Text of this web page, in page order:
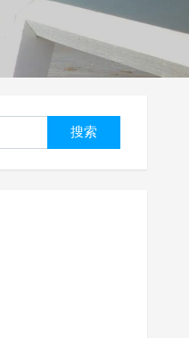
搜索